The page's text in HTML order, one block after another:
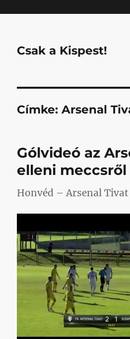
Csak a Kispest!
Címke:Arsenal
Gólvideó az
elleni meccsről
Honvéd – Arsenal